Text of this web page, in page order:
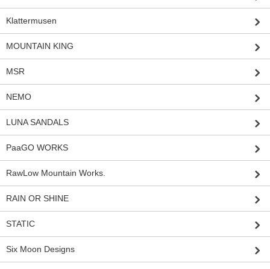
Klattermusen
MOUNTAIN KING
MSR
NEMO
LUNA SANDALS
PaaGO WORKS
RawLow Mountain Works.
RAIN OR SHINE
STATIC
Six Moon Designs